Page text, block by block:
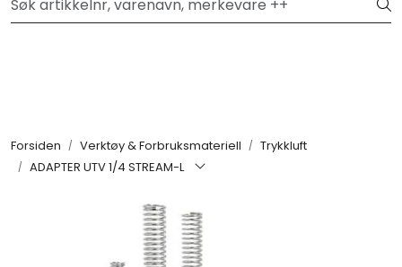
Skip to main content Hei, velkommen inn!
Forsiden Verktøy & Forbruksmateriell
Trykkluft
ADAPTER UTV 1/4 STREAM-L
Kjemikalier